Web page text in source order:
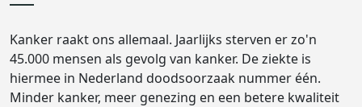
Kanker raakt ons allemaal. Jaarlijks sterven er zo'n
45.000 mensen als gevolg van kanker. De ziekte is
hiermee in Nederland doodsoorzaak nummer één.
Minder kanker, meer genezing en een betere kwaliteit